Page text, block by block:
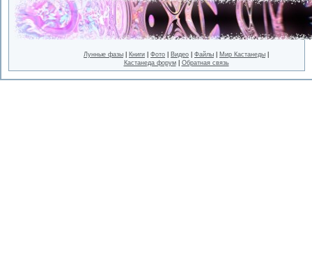
Лунные фазы Книги Фото Видео Файлы Мир Кастанеды
Кастанеда форум| Обратная связь